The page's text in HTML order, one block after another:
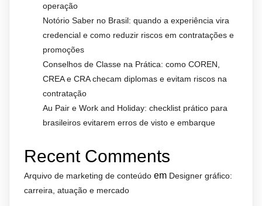
operação
Notório Saber no Brasil: quando a experiência vira
credencial e como reduzir riscos em contratações e
promoções
Conselhos de Classe na Prática: como COREN,
CREA e CRA checam diplomas e evitam riscos na
contratação
Au Pair e Work and Holiday: checklist prático para
brasileiros evitarem erros de visto e embarque
Recent Comments
Arquivo de marketing de conteúdo em Designer gráfico:
carreira, atuação e mercado